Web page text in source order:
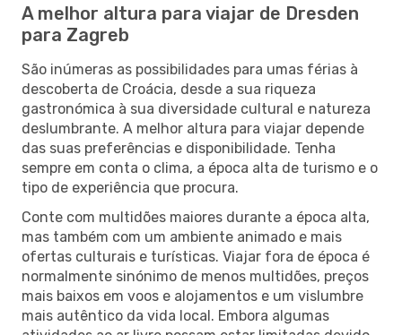
A melhor altura para viajar de Dresden
para Zagreb
São inúmeras as possibilidades para umas férias à
descoberta de Croácia, desde a sua riqueza
gastronómica à sua diversidade cultural e natureza
deslumbrante. A melhor altura para viajar depende
das suas preferências e disponibilidade. Tenha
sempre em conta o clima, a época alta de turismo e o
tipo de experiência que procura.
Conte com multidões maiores durante a época alta,
mas também com um ambiente animado e mais
ofertas culturais e turísticas. Viajar fora de época é
normalmente sinónimo de menos multidões, preços
mais baixos em voos e alojamentos e um vislumbre
mais autêntico da vida local. Embora algumas